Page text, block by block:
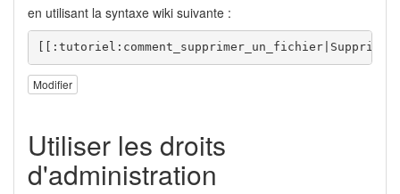
en utilisant la syntaxe wiki suivante :
Modifier
Utiliser les droits
d'administration